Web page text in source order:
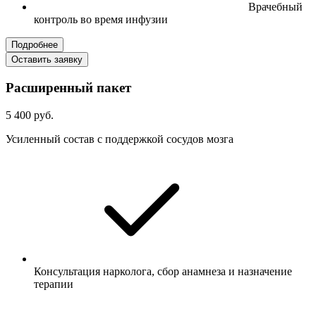
Врачебный
контроль во время инфузии
Подробнее
Оставить заявку
Расширенный пакет
5 400 руб.
Усиленный состав с поддержкой сосудов мозга
Консультация нарколога, сбор анамнеза и назначение
терапии